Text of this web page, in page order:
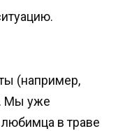
(например,
Мы уже
в траве